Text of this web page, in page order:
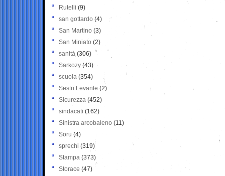
Rutelli (9)
san gottardo (4)
San Martino (3)
San Miniato (2)
sanità (306)
Sarkozy (43)
scuola (354)
Sestri Levante (2)
Sicurezza (452)
sindacati (162)
Sinistra arcobaleno (11)
Soru (4)
sprechi (319)
Stampa (373)
Storace (47)